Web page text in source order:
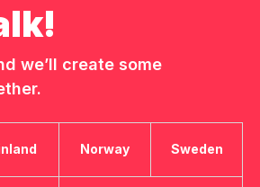
we’ll create some
Norway Sweden